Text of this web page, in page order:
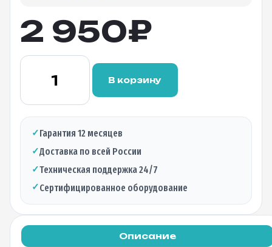
2 950₽
Количество
кабель
Direct
Attached
(DAC)
BTL-
SFP+DA5,
10Гбит,
В корзину
✓Гарантия 12 месяцев
✓Доставка по всей России
✓Техническая поддержка 24/7
✓Сертифицированное оборудование
Описание